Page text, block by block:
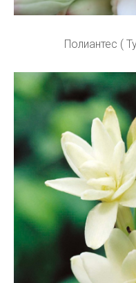
Полиантес (